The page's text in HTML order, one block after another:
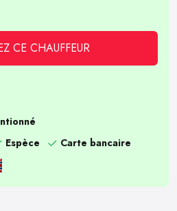
CE CHAUFFEUR
Espèce
Carte bancaire